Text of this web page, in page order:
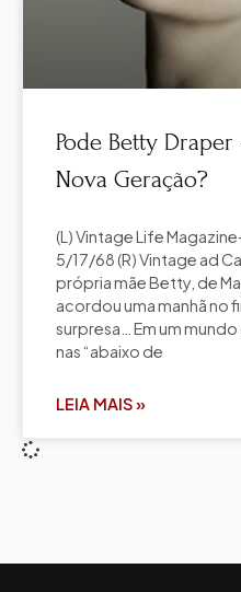
Pode Betty
Nova Geração?
(L) Vintage Life
5/17/68 (R) Vintage ad
própria mãe Betty, de
acordou uma manhã no
surpresa… Em um
nas “abaixo de
LEIA MAIS »